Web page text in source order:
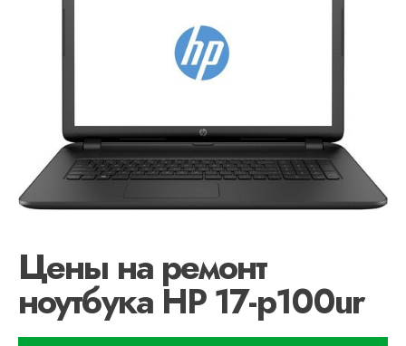
Цены на ремонт
ноутбука HP 17-p100ur